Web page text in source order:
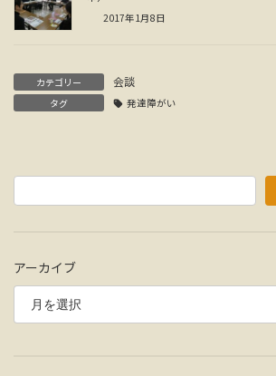
2017年1月8日
カテゴリー 会談
タグ 発達障がい
アーカイブ